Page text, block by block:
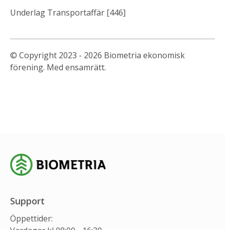
Underlag Transportaffär [446]
© Copyright 2023 - 2026 Biometria ekonomisk
förening. Med ensamrätt.
Support
Öppettider: